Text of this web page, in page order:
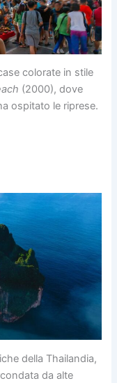
colorate in stile
(2000), dove
ospitato le riprese.
della Thailandia,
da alte